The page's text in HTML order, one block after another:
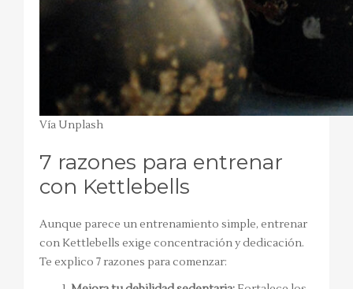
Vía Unplash
7 razones para entrenar
con Kettlebells
Aunque parece un entrenamiento simple, entrenar
con Kettlebells exige concentración y dedicación.
Te explico 7 razones para comenzar: